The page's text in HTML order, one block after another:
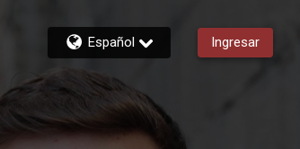
Español Ingresar